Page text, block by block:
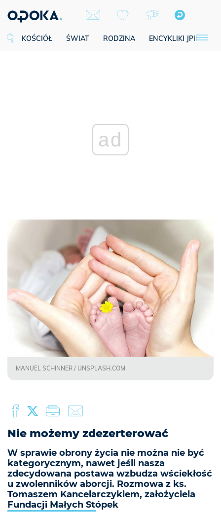
KOŚCIÓŁ ŚWIAT RODZINA ENCYKLIKI JPII
ad
MANUEL SCHINNER / UNSPLASH.COM
Nie możemy zdezerterować
W sprawie obrony życia nie można nie być
kategorycznym, nawet jeśli nasza
zdecydowana postawa wzbudza wściekłość
u zwolenników aborcji. Rozmowa z ks.
Tomaszem Kancelarczykiem, założyciela
Fundacji Małych Stópek